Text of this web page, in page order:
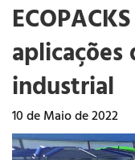
aplicações
industrial
10 de Maio de 2022